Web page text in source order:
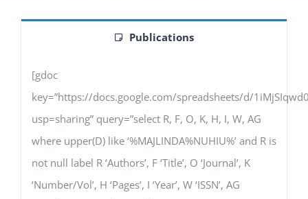
Publications
[gdoc
key=”https://docs.google.com/spreadsheets/d/
usp=sharing” query=”select R, F, O, K, H, I, W, AG
where upper(D) like ‘%MAJLINDA%NUHIU%’ and R is
not null label R ‘Authors’, F ‘Title’, O ‘Journal’, K
‘Number/Vol’, H ‘Pages’, I ‘Year’, W ‘ISSN’, AG